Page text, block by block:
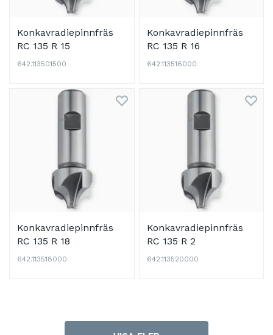
Konkavradiepinnfräs
RC 135 R 15
642.113501500
Konkavradiepinnfräs
RC 135 R 16
642.113516000
Konkavradiepinnfräs
RC 135 R 18
642.113518000
Konkavradiepinnfräs
RC 135 R 2
642.113520000